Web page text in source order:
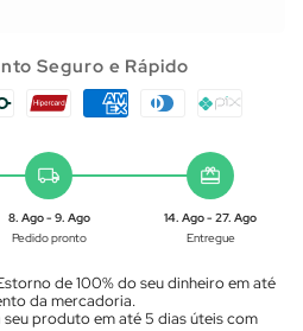
Seguro e Rápido
local_shipping
8. Ago - 9. Ago
Pedido pronto
redeem
14. Ago - 27. Ago
Entregue
de 100% do seu dinheiro em até
da mercadoria.
produto em até 5 dias úteis com